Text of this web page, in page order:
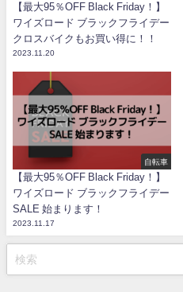
【最大95％OFF Black Friday！】
ワイズロード ブラックフライデー
クロスバイクもお買い得に！！
2023.11.20
自転車
【最大95％OFF Black Friday！】
ワイズロード ブラックフライデー
SALE 始まります！
2023.11.17